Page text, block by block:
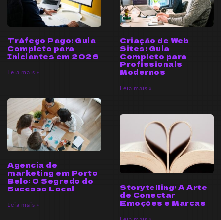
Tráfego Pago: Guia
Completo para
Iniciantes em 2026
Leia mais »
Criação de Web
Sites: Guia
Completo para
Profissionais
Modernos
Leia mais »
Agencia de
marketing em Porto
Belo: O Segredo do
Sucesso Local
Leia mais »
Storytelling: A Arte
de Conectar
Emoções e Marcas